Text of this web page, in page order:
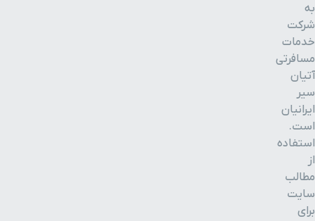
به
شرکت
خدمات
مسافرتی
آتیان
سیر
ایرانیان
است.
استفاده
از
مطالب
سایت
برای